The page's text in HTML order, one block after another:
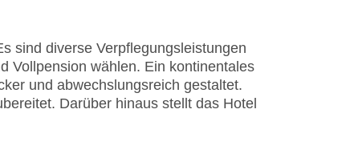
sind diverse Verpflegungsleistungen
Vollpension wählen. Ein kontinentales
und abwechslungsreich gestaltet.
Darüber hinaus stellt das Hotel